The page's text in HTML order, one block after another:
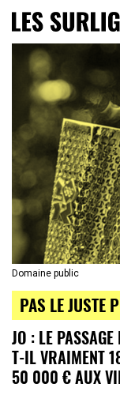
Domaine public
PAS LE JUSTE
JO : LE
T-IL VRAIMENT
50 000 € AUX